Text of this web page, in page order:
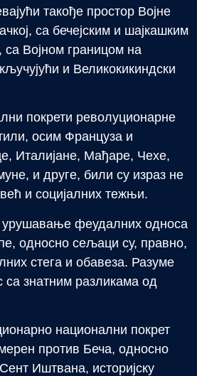
такође простор Војне
са бечејским и шајкашким
са Војном границом на
и Великокикиндски
покрети револуционарне
осим Француза и
Италијане, Мађаре, Чехе,
и друге, били су израз не
и социјалних тежњи.
урушавање феудалних односа
односно сељаци су, правно,
стега и обавеза. Разуме
са знатним разликама од
национални покрет
против Беча, односно
Иштвана, историјску